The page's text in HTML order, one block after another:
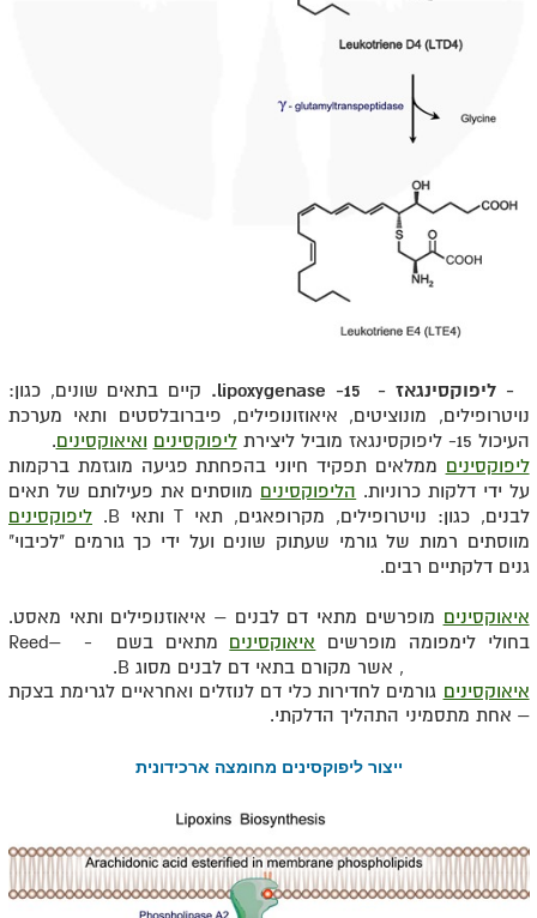
ייצור ליפוקסינים מחומצה ארכידונית
קיים בתאים שונים, כגון:
נויטרופילים, מונוציטים, איאוזונופילים, פיברובלסטים ותאי מערכת
העיכול 15- ליפוקסינגאז מוביל ליצירת
ליפוקסינים ואיאוקסינים.
ליפוקסינים ממלאים תפקיד חיוני בהפחתת פגיעה מוגזמת ברקמות
על ידי דלקות כרוניות. הליפוקסינים מווסתים את פעילותם של תאים
לבנים, כגון: נויטרופילים, מקרופאגים, תאי T ותאי B.
ליפוקסינים
מווסתים רמות של גורמי שעתוק שונים ועל ידי כך גורמים "לכיבוי"
גנים דלקתיים רבים.
איאוקסינים מופרשים מתאי דם לבנים – איאוזנופילים ותאי מאסט.
בחולי לימפומה מופרשים איאוקסינים
מתאים בשם - Reed–
איאוקסינים גורמים לחדירות כלי דם לנוזלים ואחראיים לגרימת בצקת
– אחת מתסמיני התהליך הדלקתי.